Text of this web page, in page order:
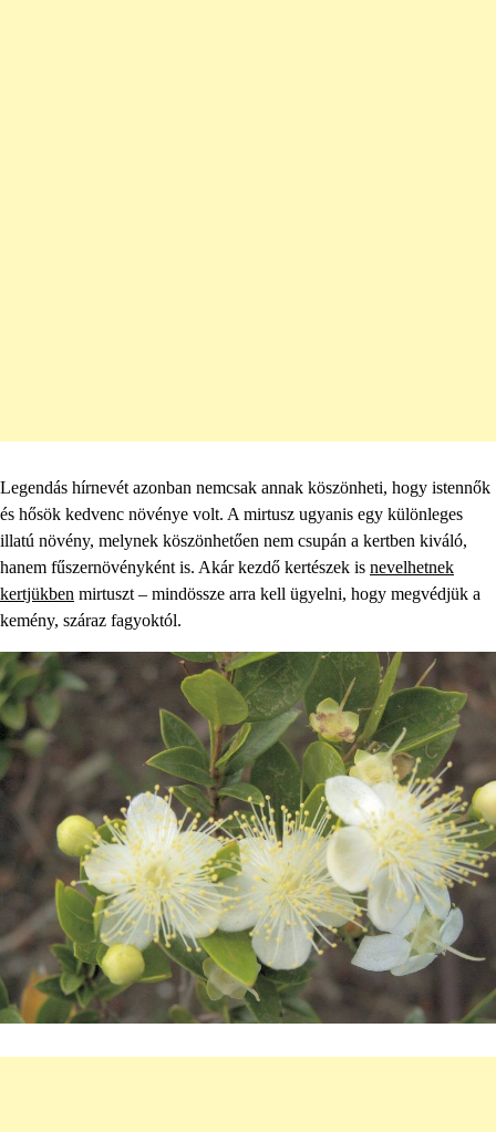
Legendás hírnevét azonban nemcsak annak köszönheti, hogy istennők
és hősök kedvenc növénye volt. A mirtusz ugyanis egy különleges
illatú növény, melynek köszönhetően nem csupán a kertben kiváló,
hanem fűszernövényként is. Akár kezdő kertészek is nevelhetnek
kertjükben mirtuszt – mindössze arra kell ügyelni, hogy megvédjük a
kemény, száraz fagyoktól.